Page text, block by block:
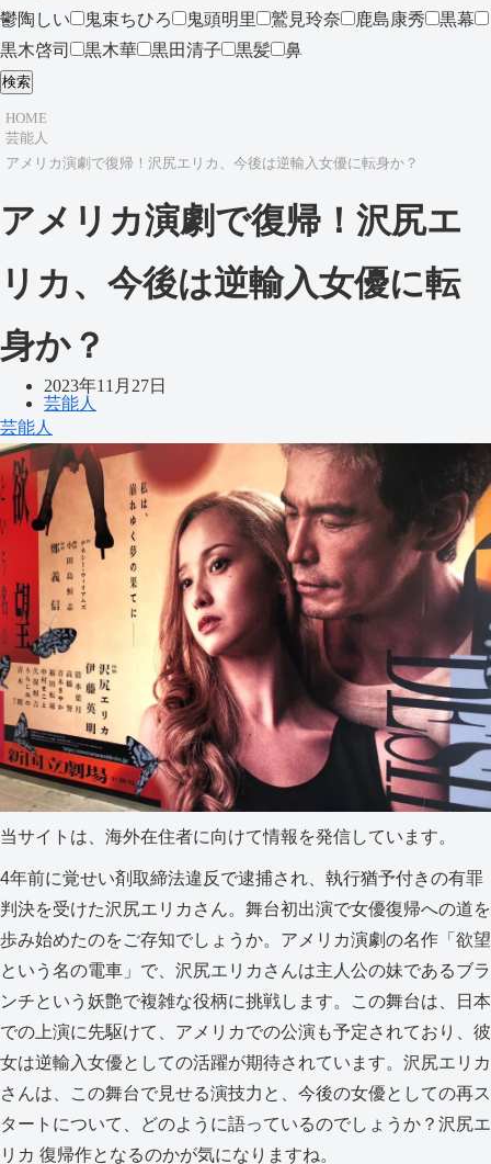
鬱陶しい
鬼束ちひろ 鬼頭明里 鷲見玲奈 鹿島康秀
黒幕
黒木啓司
黒木華 黒田清子 黒髪 鼻
検索
HOME
芸能人
アメリカ演劇で復帰！沢尻エリカ、今後は逆輸入女優に転身か？
アメリカ演劇で復帰！沢尻エ
リカ、今後は逆輸入女優に転
身か？
2023年11月27日
芸能人
芸能人
当サイトは、海外在住者に向けて情報を発信しています。
4年前に覚せい剤取締法違反で逮捕され、執行猶予付きの有罪
判決を受けた沢尻エリカさん。舞台初出演で女優復帰への道を
歩み始めたのをご存知でしょうか。アメリカ演劇の名作「欲望
という名の電車」で、沢尻エリカさんは主人公の妹であるブラ
ンチという妖艶で複雑な役柄に挑戦します。この舞台は、日本
での上演に先駆けて、アメリカでの公演も予定されており、彼
女は逆輸入女優としての活躍が期待されています。沢尻エリカ
さんは、この舞台で見せる演技力と、今後の女優としての再ス
タートについて、どのように語っているのでしょうか？沢尻エ
リカ 復帰作となるのかが気になりますね。